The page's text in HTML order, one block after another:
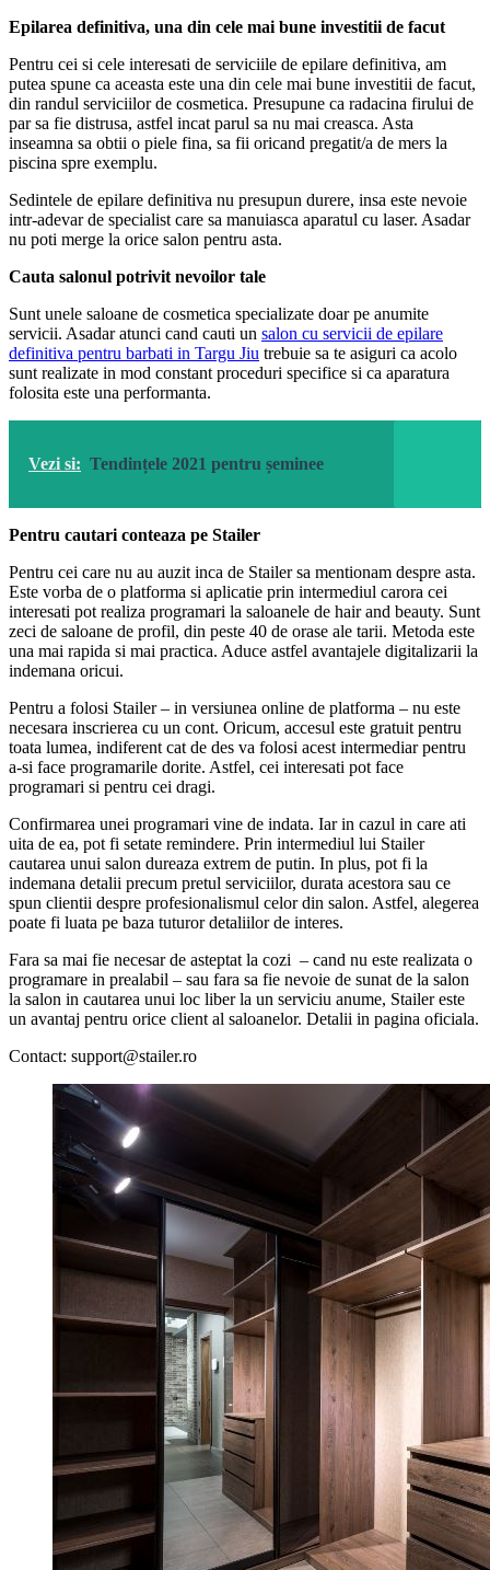
Epilarea definitiva, una din cele mai bune investitii de facut
Pentru cei si cele interesati de serviciile de epilare definitiva, am
putea spune ca aceasta este una din cele mai bune investitii de facut,
din randul serviciilor de cosmetica. Presupune ca radacina firului de
par sa fie distrusa, astfel incat parul sa nu mai creasca. Asta
inseamna sa obtii o piele fina, sa fii oricand pregatit/a de mers la
piscina spre exemplu.
Sedintele de epilare definitiva nu presupun durere, insa este nevoie
intr-adevar de specialist care sa manuiasca aparatul cu laser. Asadar
nu poti merge la orice salon pentru asta.
Cauta salonul potrivit nevoilor tale
Sunt unele saloane de cosmetica specializate doar pe anumite
servicii. Asadar atunci cand cauti un salon cu servicii de epilare
definitiva pentru barbati in Targu Jiu trebuie sa te asiguri ca acolo
sunt realizate in mod constant proceduri specifice si ca aparatura
folosita este una performanta.
Vezi si: Tendințele 2021 pentru șeminee
Pentru cautari conteaza pe Stailer
Pentru cei care nu au auzit inca de Stailer sa mentionam despre asta.
Este vorba de o platforma si aplicatie prin intermediul carora cei
interesati pot realiza programari la saloanele de hair and beauty. Sunt
zeci de saloane de profil, din peste 40 de orase ale tarii. Metoda este
una mai rapida si mai practica. Aduce astfel avantajele digitalizarii la
indemana oricui.
Pentru a folosi Stailer – in versiunea online de platforma – nu este
necesara inscrierea cu un cont. Oricum, accesul este gratuit pentru
toata lumea, indiferent cat de des va folosi acest intermediar pentru
a-si face programarile dorite. Astfel, cei interesati pot face
programari si pentru cei dragi.
Confirmarea unei programari vine de indata. Iar in cazul in care ati
uita de ea, pot fi setate remindere. Prin intermediul lui Stailer
cautarea unui salon dureaza extrem de putin. In plus, pot fi la
indemana detalii precum pretul serviciilor, durata acestora sau ce
spun clientii despre profesionalismul celor din salon. Astfel, alegerea
poate fi luata pe baza tuturor detaliilor de interes.
Fara sa mai fie necesar de asteptat la cozi – cand nu este realizata o
programare in prealabil – sau fara sa fie nevoie de sunat de la salon
la salon in cautarea unui loc liber la un serviciu anume, Stailer este
un avantaj pentru orice client al saloanelor. Detalii in pagina oficiala.
Contact: support@stailer.ro